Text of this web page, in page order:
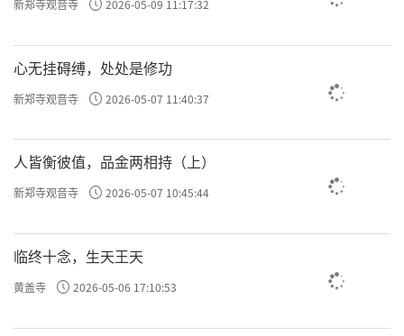
新郑寺观音寺 2026-05-09 11:17:32
心无挂碍缚，处处是修功
新郑寺观音寺 2026-05-07 11:40:37
人皆衡彼值，品金两相持（上）
新郑寺观音寺 2026-05-07 10:45:44
临终十念，生天王天
黄盖寺 2026-05-06 17:10:53